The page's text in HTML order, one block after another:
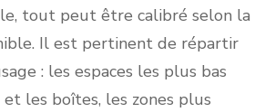
tout peut être calibré selon la
Il est pertinent de répartir
: les espaces les plus bas
les boîtes, les zones plus